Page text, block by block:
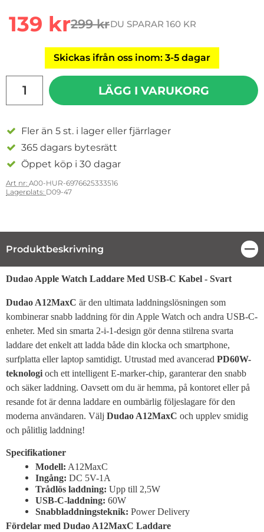
rea pris
139 krtidigare pris
299 krDU SPARAR 160 KR
Skickas ifrån oss inom: 3-5 dagar
LÄGG I VARUKORG
Fler än 5 st. i lager eller fjärrlager
365 dagars bytesrätt
Öppet köp i 30 dagar
Art nr: A00-HUR-6976625333516
Lagerplats: D09-47
Produktbeskrivning
Produktbeskrivning
Dudao Apple Watch Laddare Med USB-C Kabel - Svart
Dudao A12MaxC är den ultimata laddningslösningen som
kombinerar snabb laddning för din Apple Watch och andra USB-C-
enheter. Med sin smarta 2-i-1-design gör denna stilrena svarta
laddare det enkelt att ladda både din klocka och smartphone,
surfplatta eller laptop samtidigt. Utrustad med avancerad PD60W-
teknologi och ett intelligent E-marker-chip, garanterar den snabb
och säker laddning. Oavsett om du är hemma, på kontoret eller på
resande fot är denna laddare en oumbärlig följeslagare för den
moderna användaren. Välj Dudao A12MaxC och upplev smidig
och pålitlig laddning!
Specifikationer
Modell: A12MaxC
Ingång: DC 5V-1A
Trådlös laddning: Upp till 2,5W
USB-C-laddning: 60W
Snabbladdningsteknik: Power Delivery
Fördelar med Dudao A12MaxC Laddare